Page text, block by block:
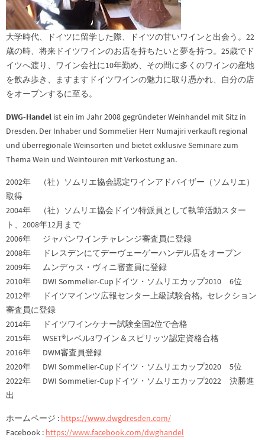
大学時代、ドイツに留学した際、ドイツの甘いワインと出会う。22
歳の時、将来ドイツワインのお店を持ちたいと夢を持つ。25歳でド
イツへ渡り、ワイン会社に10年勤め、その間に多くのワインの産地
を飲み歩き、ますますドイツワインの魅力に取り憑かれ、自分の店
をオープンするに至る。
DWG-Handel ist ein im Jahr 2008 gegründeter Weinhandel mit Sitz in
Dresden. Der Inhaber und Sommelier Herr Numajiri verkauft regional
und überregionale Weinsorten und bietet exklusive Seminare zum
Thema Wein und Weintouren mit Verkostung an.
2002年 （社）ソムリエ協会認定ワインアドバイザー（ソムリエ）
取得
2004年 （社）ソムリエ協会ドイツ特派員として執筆活動スター
ト、2008年12月まで
2006年 ジャパンワインチャレンジ審査員に登録
2008年 ドレスデンにてデーヴェーゲーハンデル店をオープン
2009年 ムンデゥス・ヴィニ審査員に登録
2010年 DWI Sommelier-Cupドイツ・ソムリエカップ2010 6位
2012年 ドイツマインツ広報センター上級試験合格, セレクション
審査員に登録
2014年 ドイツワインケナー試験全国2位で合格
2015年 WSET®レベル3ワイン＆スピリッツ認定資格合格
2016年 DWM審査員登録
2020年 DWI Sommelier-Cupドイツ・ソムリエカップ2020 5位
2022年 DWI Sommelier-Cupドイツ・ソムリエカップ2022 決勝進
出
ホームページ : https://www.dwgdresden.com/
Facebook : https://www.facebook.com/dwghandel